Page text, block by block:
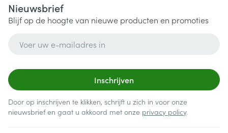
Nieuwsbrief
Blijf op de hoogte van nieuwe producten en promoties
Inschrijven
Door op inschrijven te klikken, schrijft u zich in voor onze
nieuwsbrief en gaat u akkoord met onze privacy policy.